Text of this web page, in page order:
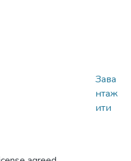
Зава
нтаж
ити